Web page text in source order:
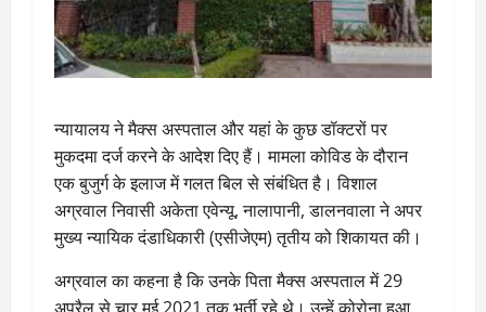
न्यायालय ने मैक्स अस्पताल और यहां के कुछ डॉक्टरों पर
मुकदमा दर्ज करने के आदेश दिए हैं। मामला कोविड के दौरान
एक बुजुर्ग के इलाज में गलत बिल से संबंधित है। विशाल
अग्रवाल निवासी अकेता एवेन्यू, नालापानी, डालनवाला ने अपर
मुख्य न्यायिक दंडाधिकारी (एसीजेएम) तृतीय को शिकायत की।
अग्रवाल का कहना है कि उनके पिता मैक्स अस्पताल में 29
अप्रैल से चार मई 2021 तक भर्ती रहे थे। उन्हें कोरोना हुआ